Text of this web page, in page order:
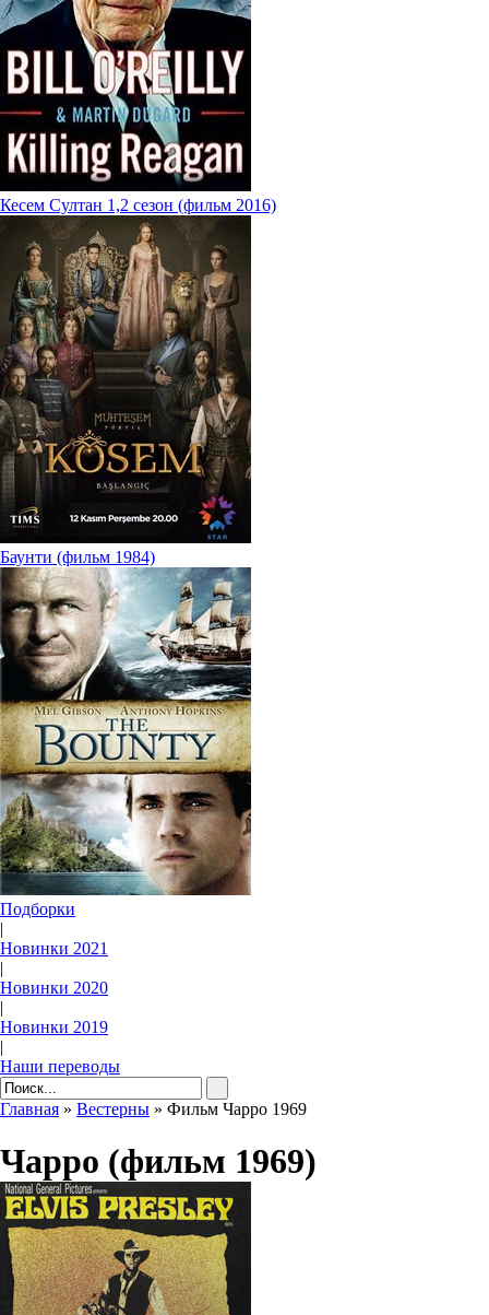
Кесем Султан 1,2 сезон (фильм 2016)
Баунти (фильм 1984)
Подборки
|
Новинки 2021
|
Новинки 2020
|
Новинки 2019
|
Наши переводы
Главная » Вестерны » Фильм Чарро 1969
Чарро (фильм 1969)